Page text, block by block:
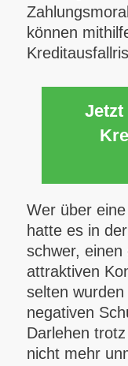
können
Jetzt
Wer über
hatte es in
schwer,
attraktiven
selten
negativen
Darlehen
nicht mehr